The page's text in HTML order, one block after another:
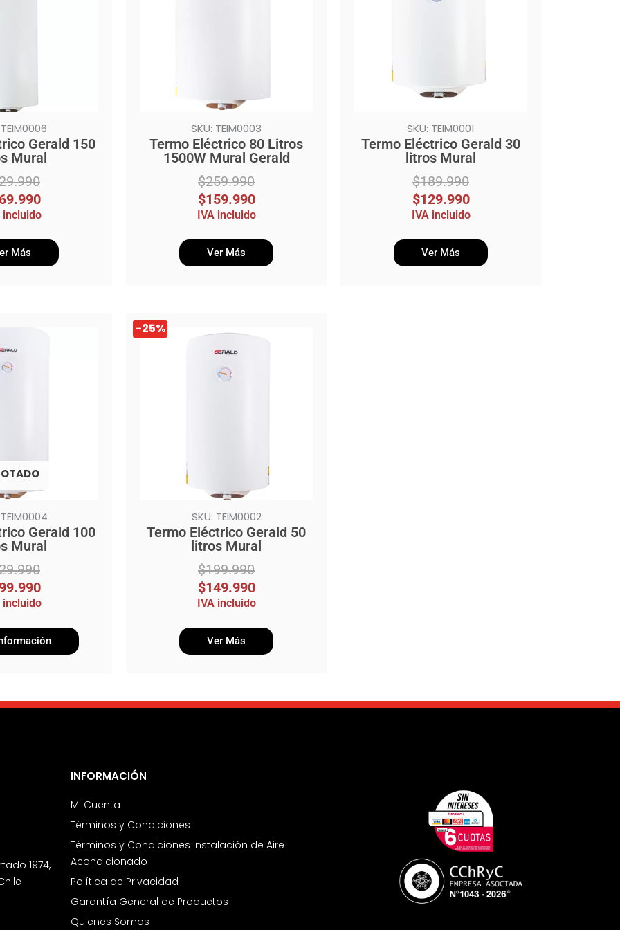
Gerald 150
Mural
incluido
Más
SKU: TEIM0003
Termo Eléctrico 80 Litros
1500W Mural Gerald
$259.990
$159.990
IVA incluido
Ver Más
SKU: TEIM0001
Termo Eléctrico Gerald 30
litros Mural
$189.990
$129.990
IVA incluido
Ver Más
Gerald 100
Mural
incluido
-25%
SKU: TEIM0002
Termo Eléctrico Gerald 50
litros Mural
$199.990
El
precio
$149.990
El
precio
IVA incluido
Ver Más
1974,
INFORMACIÓN
Mi Cuenta
Términos y Condiciones
Términos y Condiciones Instalación de Aire
Acondicionado
Política de Privacidad
Garantía General de Productos
Quienes Somos